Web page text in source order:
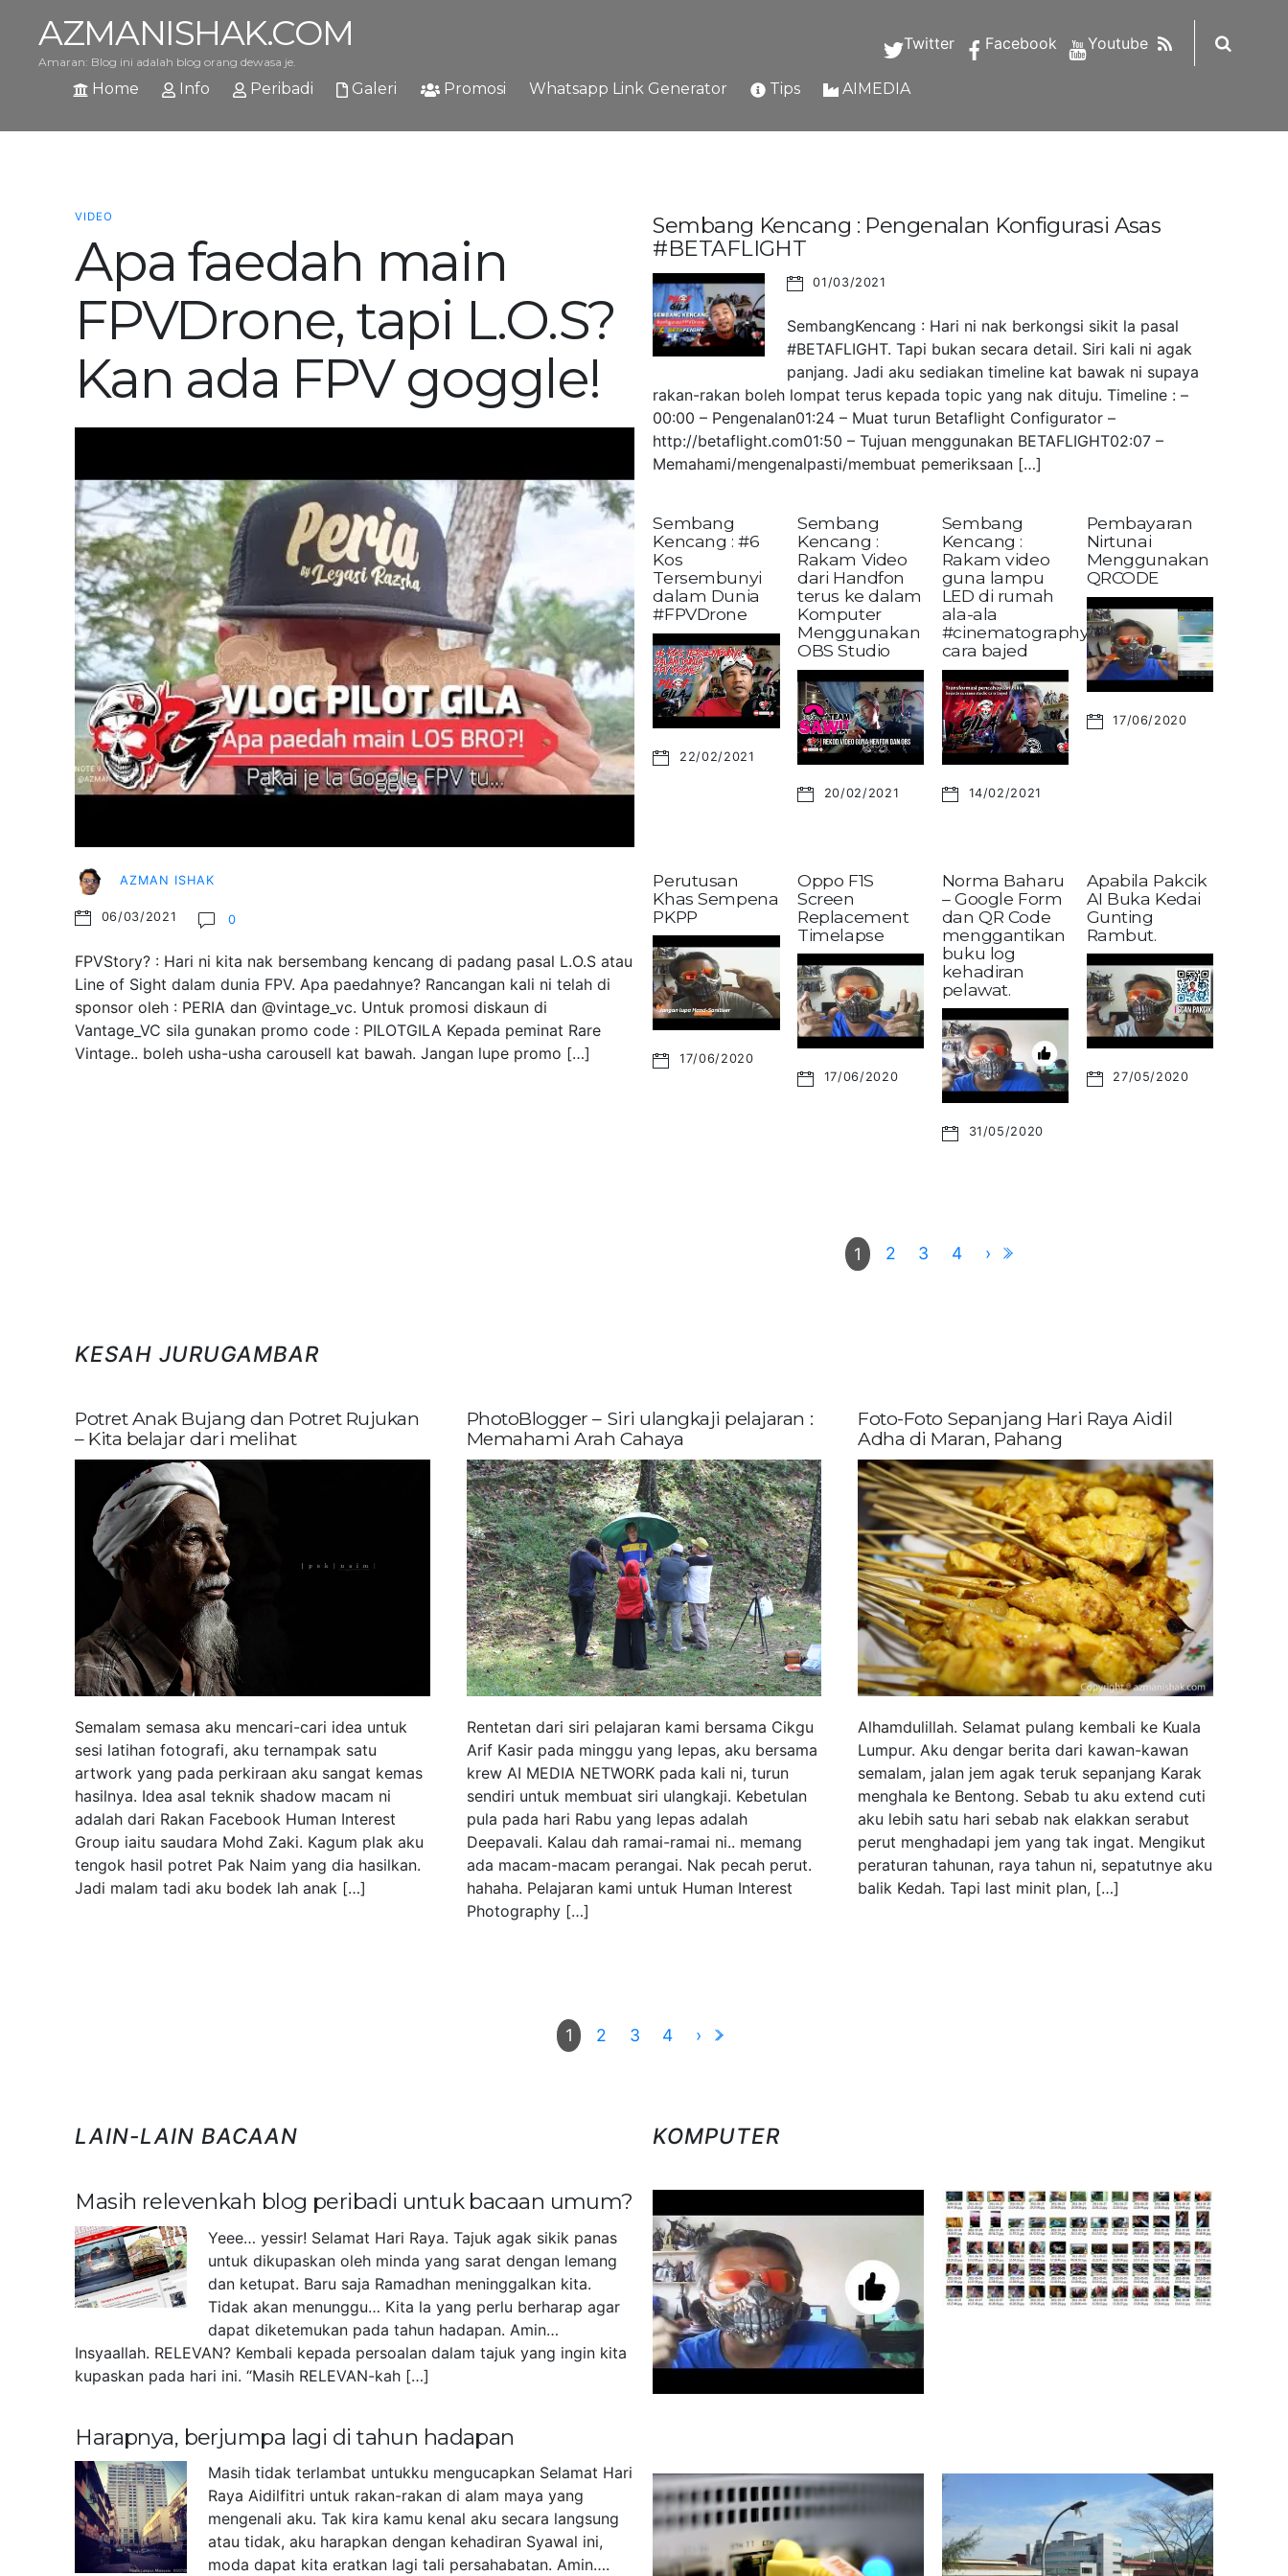
AZMANISHAK.COM
Amaran: Blog ini adalah blog orang dewasa je.
Twitter Facebook Youtube RSS
Home Info Peribadi Galeri Promosi Whatsapp Link Generator Tips AIMEDIA
VIDEO
Apa faedah main
FPVDrone, tapi L.O.S?
Kan ada FPV goggle!
AZMAN ISHAK
06/03/2021 0
FPVStory? : Hari ni kita nak bersembang kencang di padang pasal L.O.S atau
Line of Sight dalam dunia FPV. Apa paedahnye? Rancangan kali ni telah di
sponsor oleh : PERIA dan @vintage_vc. Untuk promosi diskaun di
Vantage_VC sila gunakan promo code : PILOTGILA Kepada peminat Rare
Vintage.. boleh usha-usha carousell kat bawah. Jangan lupe promo […]
Sembang Kencang : Pengenalan Konfigurasi Asas
#BETAFLIGHT
01/03/2021
SembangKencang : Hari ni nak berkongsi sikit la pasal
#BETAFLIGHT. Tapi bukan secara detail. Siri kali ni agak
panjang. Jadi aku sediakan timeline kat bawak ni supaya
rakan-rakan boleh lompat terus kepada topic yang nak dituju. Timeline : –
00:00 – Pengenalan01:24 – Muat turun Betaflight Configurator –
http://betaflight.com01:50 – Tujuan menggunakan BETAFLIGHT02:07 –
Memahami/mengenalpasti/membuat pemeriksaan […]
Sembang
Kencang : #6
Kos
Tersembunyi
dalam Dunia
#FPVDrone
22/02/2021
Sembang
Kencang :
Rakam Video
dari Handfon
terus ke dalam
Komputer
Menggunakan
OBS Studio
20/02/2021
Sembang
Kencang :
Rakam video
guna lampu
LED di rumah
ala-ala
#cinematography?
cara bajed
14/02/2021
Pembayaran
Nirtunai
Menggunakan
QRCODE
17/06/2020
Perutusan
Khas Sempena
PKPP
17/06/2020
Oppo F1S
Screen
Replacement
Timelapse
17/06/2020
Norma Baharu
– Google Form
dan QR Code
menggantikan
buku log
kehadiran
pelawat.
31/05/2020
Apabila Pakcik
AI Buka Kedai
Gunting
Rambut.
27/05/2020
1 2 3 4 ›
KESAH JURUGAMBAR
Potret Anak Bujang dan Potret Rujukan
– Kita belajar dari melihat
Semalam semasa aku mencari-cari idea untuk
sesi latihan fotografi, aku ternampak satu
artwork yang pada perkiraan aku sangat kemas
hasilnya. Idea asal teknik shadow macam ni
adalah dari Rakan Facebook Human Interest
Group iaitu saudara Mohd Zaki. Kagum plak aku
tengok hasil potret Pak Naim yang dia hasilkan.
Jadi malam tadi aku bodek lah anak […]
PhotoBlogger – Siri ulangkaji pelajaran :
Memahami Arah Cahaya
Rentetan dari siri pelajaran kami bersama Cikgu
Arif Kasir pada minggu yang lepas, aku bersama
krew AI MEDIA NETWORK pada kali ni, turun
sendiri untuk membuat siri ulangkaji. Kebetulan
pula pada hari Rabu yang lepas adalah
Deepavali. Kalau dah ramai-ramai ni.. memang
ada macam-macam perangai. Nak pecah perut.
hahaha. Pelajaran kami untuk Human Interest
Photography […]
Foto-Foto Sepanjang Hari Raya Aidil
Adha di Maran, Pahang
Alhamdulillah. Selamat pulang kembali ke Kuala
Lumpur. Aku dengar berita dari kawan-kawan
semalam, jalan jem agak teruk sepanjang Karak
menghala ke Bentong. Sebab tu aku extend cuti
aku lebih satu hari sebab nak elakkan serabut
perut menghadapi jem yang tak ingat. Mengikut
peraturan tahunan, raya tahun ni, sepatutnye aku
balik Kedah. Tapi last minit plan, […]
1 2 3 4 ›
LAIN-LAIN BACAAN
Masih relevenkah blog peribadi untuk bacaan umum?
Yeee… yessir! Selamat Hari Raya. Tajuk agak sikik panas
untuk dikupaskan oleh minda yang sarat dengan lemang
dan ketupat. Baru saja Ramadhan meninggalkan kita.
Tidak akan menunggu… Kita la yang perlu berharap agar
dapat diketemukan pada tahun hadapan. Amin…
Insyaallah. RELEVAN? Kembali kepada persoalan dalam tajuk yang ingin kita
kupaskan pada hari ini. “Masih RELEVAN-kah […]
Harapnya, berjumpa lagi di tahun hadapan
Masih tidak terlambat untukku mengucapkan Selamat Hari
Raya Aidilfitri untuk rakan-rakan di alam maya yang
mengenali aku. Tak kira kamu kenal aku secara langsung
atau tidak, aku harapkan dengan kehadiran Syawal ini,
moda dapat kita eratkan lagi tali persahabatan. Amin….
KOMPUTER